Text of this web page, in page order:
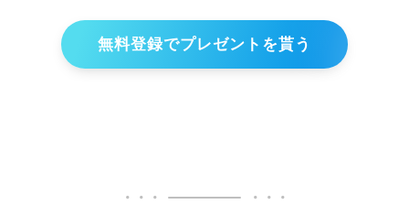
無料登録でプレゼントを貰う